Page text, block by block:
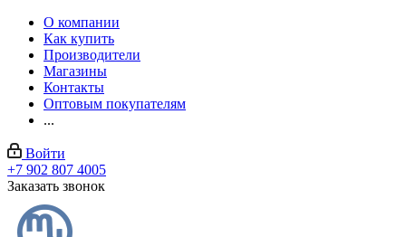
О компании
Как купить
Производители
Магазины
Контакты
Оптовым покупателям
...
Войти
+7 902 807 4005
Заказать звонок